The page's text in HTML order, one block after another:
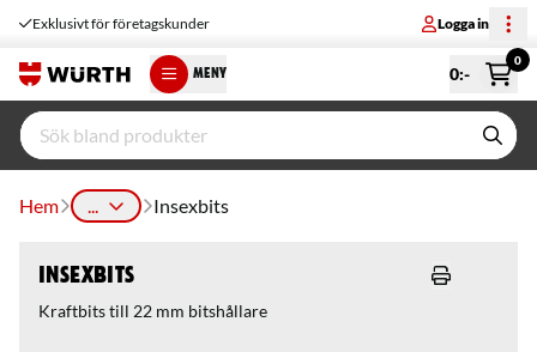
Exklusivt för företagskunder Logga in
MENY 0:-
0
Hem ... Insexbits
Insexbits
Kraftbits till 22 mm bitshållare